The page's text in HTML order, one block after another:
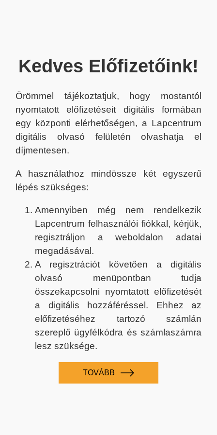
Kedves Előfizetőink!
Örömmel tájékoztatjuk, hogy mostantól
nyomtatott előfizetéseit digitális formában
egy központi elérhetőségen, a Lapcentrum
digitális olvasó felületén olvashatja el
díjmentesen.
A használathoz mindössze két egyszerű
lépés szükséges:
Amennyiben még nem rendelkezik
Lapcentrum felhasználói fiókkal, kérjük,
regisztráljon a weboldalon adatai
megadásával.
A regisztrációt követően a digitális
olvasó menüpontban tudja
összekapcsolni nyomtatott előfizetését
a digitális hozzáféréssel. Ehhez az
előfizetéséhez tartozó számlán
szereplő ügyfélkódra és számlaszámra
lesz szüksége.
TOVÁBB